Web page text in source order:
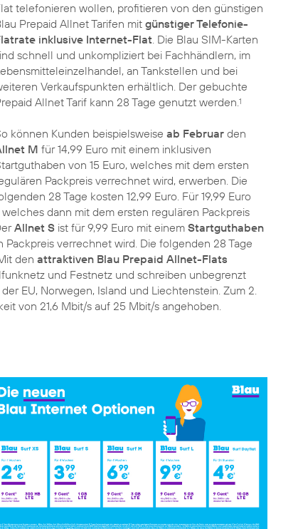
telefonieren wollen, profitieren von den günstigen
Prepaid Allnet Tarifen mit günstiger Telefonie-
inklusive Internet-Flat. Die Blau SIM-Karten
schnell und unkompliziert bei Fachhändlern, im
an Tankstellen und bei
Verkaufspunkten erhältlich. Der gebuchte
Allnet Tarif kann 28 Tage genutzt werden.1
können Kunden beispielsweise ab Februarden
M für 14,99 Euro mit einem inklusiven
von 15 Euro, welches mit dem ersten
Packpreis verrechnet wird, erwerben. Die
28 Tage kosten 12,99 Euro. Für 19,99 Euro
welches dann mit dem ersten regulären Packpreis
Allnet S ist für 9,99 Euro mit einem Startguthaben
verrechnet wird. Die folgenden 28 Tage
den attraktiven Blau Prepaid Allnet-Flats
und Festnetz und schreiben unbegrenzt
EU, Norwegen, Island und Liechtenstein. Zum 2.
von 21,6 Mbit/s auf 25 Mbit/s angehoben.